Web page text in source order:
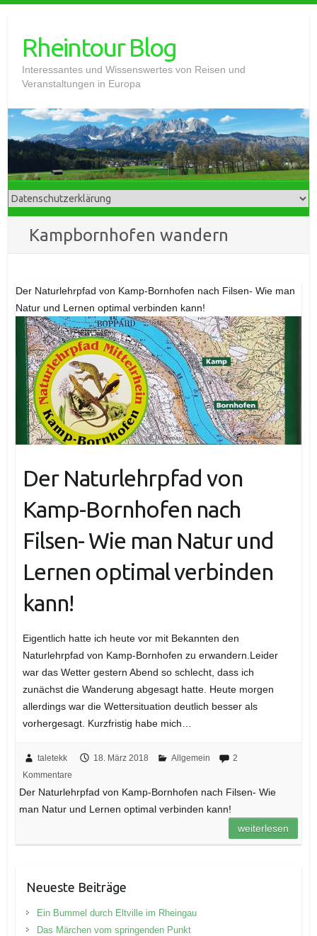
contentRheintour Blog
Interessantes und Wissenswertes von Reisen und
Veranstaltungen in Europa
Kampbornhofen wandern
Der Naturlehrpfad von Kamp-Bornhofen nach Filsen- Wie man
Natur und Lernen optimal verbinden kann!
Der Naturlehrpfad von
Kamp-Bornhofen nach
Filsen- Wie man Natur und
Lernen optimal verbinden
kann!
Eigentlich hatte ich heute vor mit Bekannten den
Naturlehrpfad von Kamp-Bornhofen zu erwandern.Leider
war das Wetter gestern Abend so schlecht, dass ich
zunächst die Wanderung abgesagt hatte. Heute morgen
allerdings war die Wettersituation deutlich besser als
vorhergesagt. Kurzfristig habe mich…
taletekk 18. März 2018 Allgemein
2
Kommentare
Der Naturlehrpfad von Kamp-Bornhofen nach Filsen- Wie
man Natur und Lernen optimal verbinden kann!
weiterlesen
Neueste Beiträge
Ein Bummel durch Eltville im Rheingau
Das Märchen vom springenden Punkt